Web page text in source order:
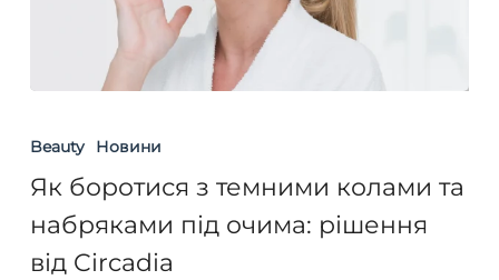
боротися
темними
колами
та
Beauty Новини
Як боротися з темними колами та
набряками під очима: рішення
від Circadia